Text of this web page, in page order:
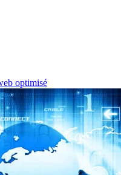
optimisé